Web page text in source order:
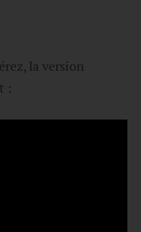
la version
: